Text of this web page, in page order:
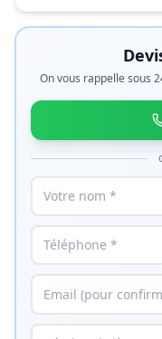
On vous rappelle sous